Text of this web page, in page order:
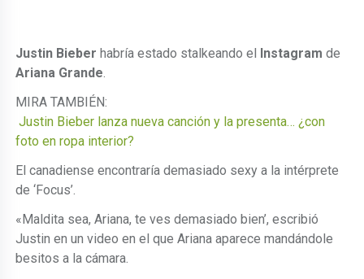
Justin Bieber habría estado stalkeando el Instagram de
Ariana Grande
MIRA TAMBIÉN:
Justin Bieber lanza nueva canción y la presenta… ¿con
foto en ropa interior?
El canadiense encontraría demasiado sexy a la intérprete
de ‘Focus’.
«Maldita sea, Ariana, te ves demasiado bien’, escribió
Justin en un video en el que Ariana aparece mandándole
besitos a la cámara.